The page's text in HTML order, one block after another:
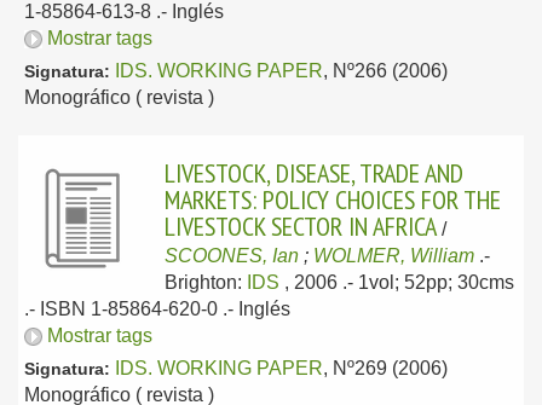
1-85864-613-8 .- Inglés
Mostrar tags
Signatura: IDS. WORKING PAPER, Nº266 (2006)
Monográfico ( revista )
LIVESTOCK, DISEASE, TRADE AND
MARKETS: POLICY CHOICES FOR THE
LIVESTOCK SECTOR IN AFRICA /
SCOONES, Ian ; WOLMER, William .-
Brighton:
IDS , 2006 .- 1vol; 52pp; 30cms
.- ISBN 1-85864-620-0 .- Inglés
Mostrar tags
Signatura: IDS. WORKING PAPER, Nº269 (2006)
Monográfico ( revista )